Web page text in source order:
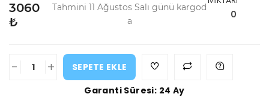
3060
₺
Tahmini 11 Ağustos Salı günü kargod
a
0
- +
SEPETE EKLE
Garanti Süresi: 24 Ay